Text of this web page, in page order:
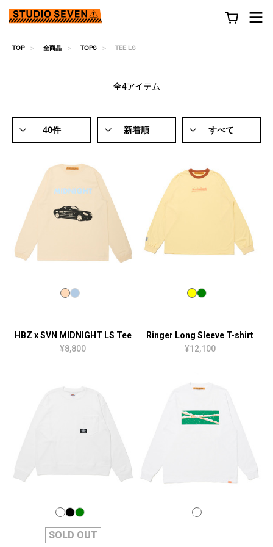
TOP 全商品 TOPS TEE LS
全4アイテム
40件 新着順 すべて
HBZ x SVN MIDNIGHT LS Tee
¥8,800
Ringer Long Sleeve T-shirt
¥12,100
SOLD OUT